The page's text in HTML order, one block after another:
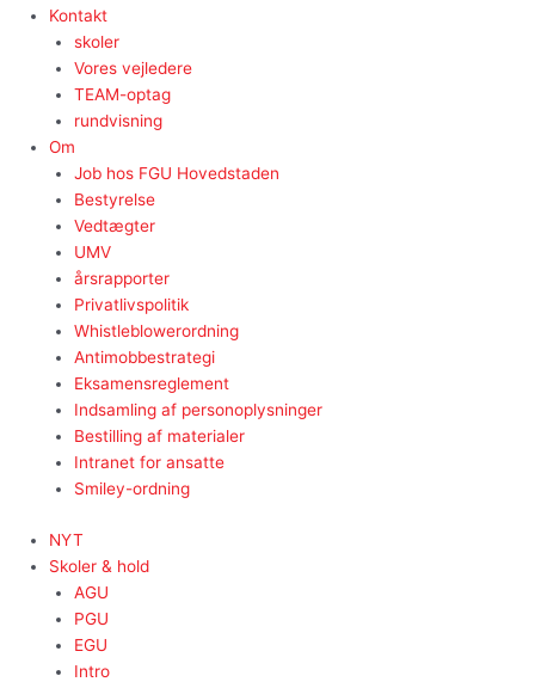
Kontakt
skoler
Vores vejledere
TEAM-optag
rundvisning
Om
Job hos FGU Hovedstaden
Bestyrelse
Vedtægter
UMV
årsrapporter
Privatlivspolitik
Whistleblowerordning
Antimobbestrategi
Eksamensreglement
Indsamling af personoplysninger
Bestilling af materialer
Intranet for ansatte
Smiley-ordning
NYT
Skoler & hold
AGU
PGU
EGU
Intro